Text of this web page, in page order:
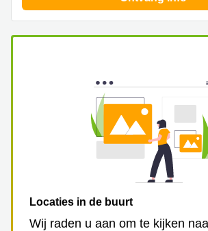
kantoor in
Antwerpen
Locaties in de buurt
Wij raden u aan om te kijken